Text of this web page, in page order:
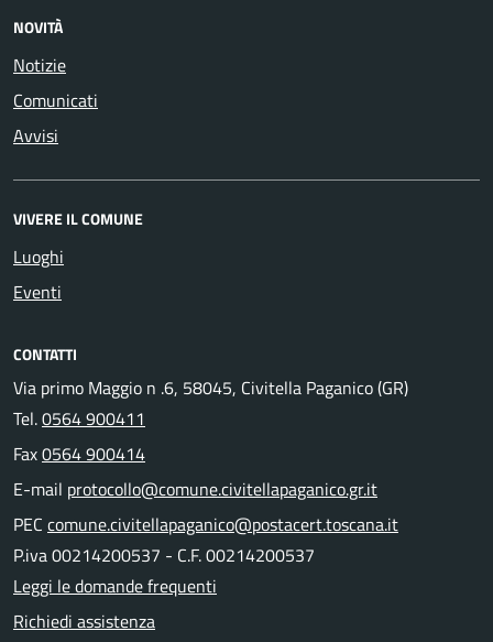
NOVITÀ
Notizie
Comunicati
Avvisi
VIVERE IL COMUNE
Luoghi
Eventi
CONTATTI
Via primo Maggio n .6, 58045, Civitella Paganico (GR)
Tel.0564 900411
Fax0564 900414
E-mail protocollo@comune.civitellapaganico.gr.it
PEC comune.civitellapaganico@postacert.toscana.it
P.iva 00214200537 - C.F. 00214200537
Leggi le domande frequenti
Richiedi assistenza